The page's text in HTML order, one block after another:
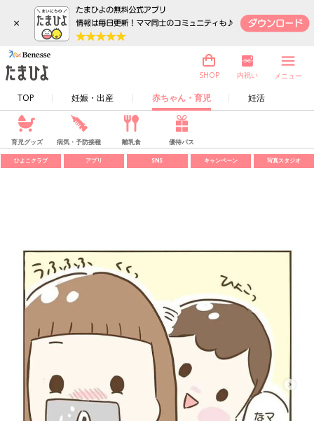
×
TOP 妊娠・出産 赤ちゃん・育児 妊活
SHOP 内祝い メニュー
育児グッズ 病気・予防接種 離乳食 優待パス
ひよこクラブ アプリ SNS キャンペーン 写真スタジオ